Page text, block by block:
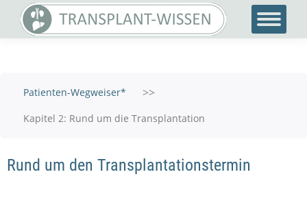
Patienten-Wegweiser* >>
Kapitel 2: Rund um die Transplantation
Rund um den Transplantations­termin